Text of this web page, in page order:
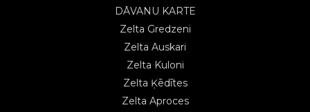
DĀVANU KARTE
Zelta Gredzeni
Zelta Auskari
Zelta Kuloni
Zelta Ķēdītes
Zelta Aproces